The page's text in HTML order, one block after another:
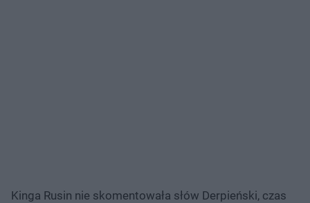
Kinga Rusin nie skomentowała słów Derpieński, czas